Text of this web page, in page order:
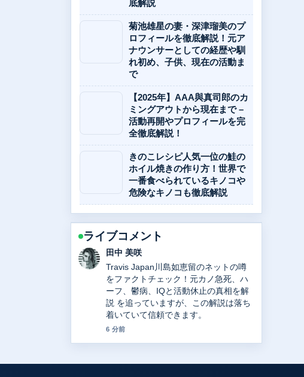
底解説
菊池雄星の妻・深津瑠美のプ
ロフィールを徹底解説！元ア
ナウンサーとしての経歴や馴
れ初め、子供、現在の活動ま
で
【2025年】AAA與真司郎のカ
ミングアウトから現在まで –
活動再開やプロフィールを完
全徹底解説！
きのこレシピ人気一位の鮭の
ホイル焼きの作り方！世界で
一番食べられているキノコや
危険なキノコも徹底解説
ライブコメント
中村 悠斗
中日ドラゴンズ高橋宏斗の現在｜年俸2
億円の内訳、WBC2大会連続最年少記
録、2025年成績を徹底解説 の背景説明
が助かります。ライブ更新を続けてく
ださい。
8 分前